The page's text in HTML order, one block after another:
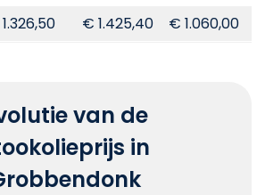
€ 1.425,40 € 1.060,00
van de
in